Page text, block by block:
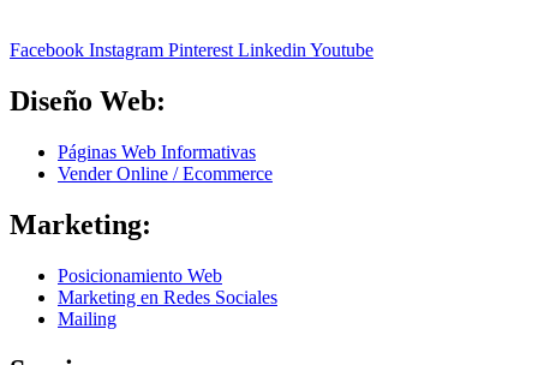
Facebook Instagram Pinterest LinkedinYoutube
Diseño Web:
Páginas Web Informativas
Vender Online / Ecommerce
Marketing:
Posicionamiento Web
Marketing en Redes Sociales
Mailing